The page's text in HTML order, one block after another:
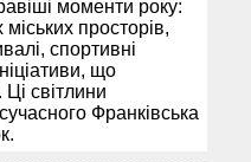
моменти року:
міських просторів,
спортивні
що
світлини
Франківська